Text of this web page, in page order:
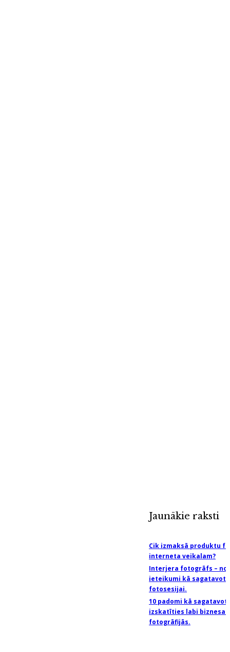
Jaunākie raksti
Cik izmaksā produktu
interneta veikalam?
Interjera fotogrāfs –
ieteikumi kā
fotosesijai.
10 padomi kā
izskatīties labi biznesa
fotogrāfijās.